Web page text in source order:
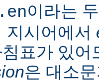
.en이라는
지시어에서
표가 있
은 대소